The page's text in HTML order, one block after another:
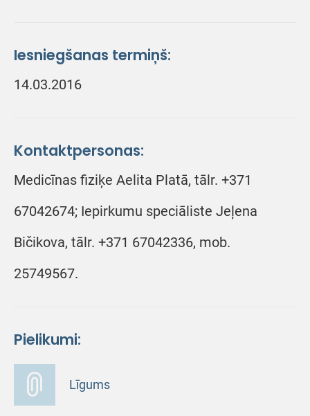
Iesniegšanas termiņš:
14.03.2016
Kontaktpersonas:
Medicīnas fiziķe Aelita Platā, tālr. +371
67042674; Iepirkumu speciāliste Jeļena
Bičikova, tālr. +371 67042336, mob.
25749567.
Pielikumi:
Līgums